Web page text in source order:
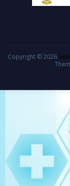
Copyright © 2026